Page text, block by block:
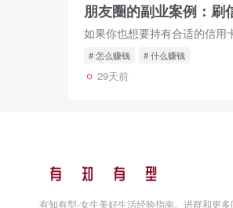
朋友圈的副业案例：刷
# 怎么赚钱 # 什么赚钱
29天前
有知有型-女生美好生活经验指南。进群和更多